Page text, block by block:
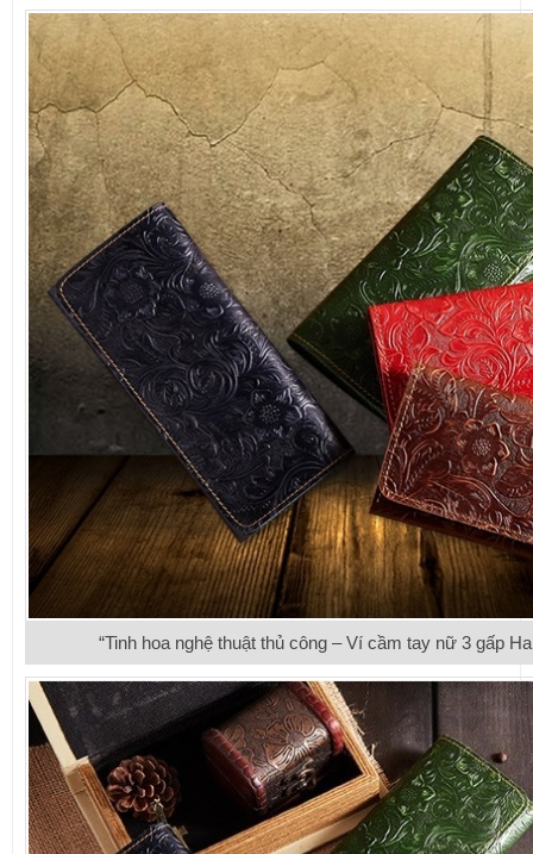
“Tinh hoa nghệ thuật thủ công – Ví cầm tay nữ 3 gấp